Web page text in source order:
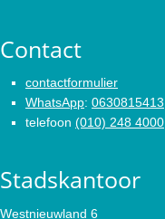
Contact
contactformulier
WhatsApp: 0630815413
telefoon (010) 248 4000
Stadskantoor
Westnieuwland 6